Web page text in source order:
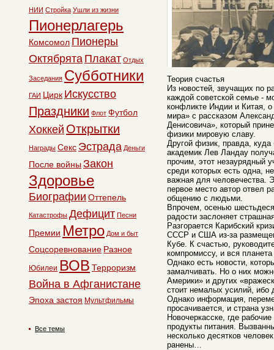
Теория счастья
Из новостей, звучащих по
каждой советской семье -
конфликте Индии и Китая,
мира» с рассказом
Денисовича», который
физики мировую славу.
Другой физик, правда, куда
академик Лев Ландау
прочим, этот незаурядный
среди которых есть одна,
важная для человечества.
первое место автор отвел
общению с людьми.
Впрочем, осенью
радости заслоняет
Разгорается Карибский
СССР и США из-за
Кубе. К счастью,
компромиссу, и вся
Однако есть новости,
замалчивать. Но о них
Америки» и других
стоит немалых усилий, ибо
Однако информация,
просачивается, и страна
Новочеркасске, где
продукты питания.
несколько десятков
ранены…
НИИ Стройка Ушли из жизни
Пионерлагерь
Комсомол Пионеры
Октябрята Плакат Отдых
Заседания Субботники
ГАИ Цирк Искусство
Праздники Флот Футбол
Хоккей Открытки
Награды Секс Эстрада Деньги
После войны Закон
Здоровье
Биографии Оттепель
Катастрофы Дефицит Песни
Премии Метро Дом и быт
Соцсоревнование Разное
Юбилеи ВОВ Терроризм
Война в Афганистане
Эпоха застоя Мультфильмы
Все темы